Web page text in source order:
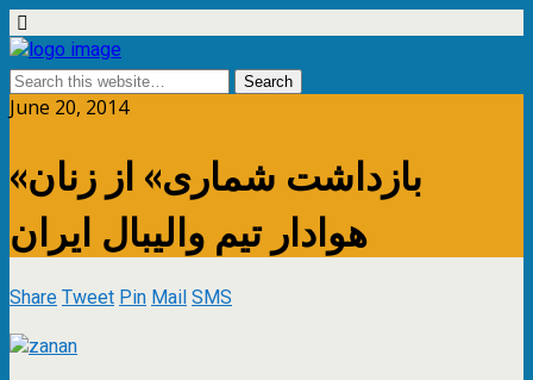
June 20, 2014
«بازداشت شماری» از زنان
هوادار تيم واليبال ايران
ShareTweetPinMailSMS